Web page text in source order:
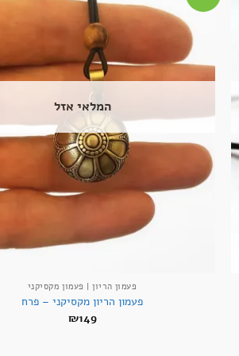
המלאי אזל
פעמון הריון | פעמון מקסיקני
פעמון הריון מקסיקני – פרח
₪149